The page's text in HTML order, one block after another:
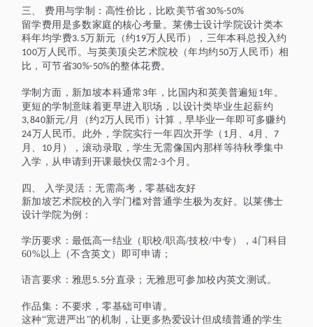
三、 费用与学制：高性价比，比欧美节省30%-50%
留学费用是多数家庭的核心考量。莱佛士设计学院设计类本
科年均学费3.5万新元（约19万人民币），三年本科总投入约
100万人民币。与英美顶尖艺术院校（年均约 50万人民币）相
比，可节省30%-50%的整体花费。
学制方面，新加坡本科通常 3年，比国内和英美普遍短 1年。
更短的学制意味着更早进入职场，以设计类毕业生起薪约
3,840新元/月（约2万人民币）计算，早毕业一年即可多赚约
24万人民币。此外，学院实行一年四次开学（ 1月、 4月、7
月、 10 月），滚动录取，学生无需像国内那样等待秋季集中
入学，从申请到开课最快仅需2-3个月。
四、
入学灵活：无需高考，零基础友好
新加坡艺术院校的入学门槛对普通学生极为友好。以莱佛士
设计学院为例：
学历要求：最低高一结业（职校/职高/技校/中专），4门科目
60%以上（不含英文） 即可申请；
语言要求：雅思 5.5分直录；无雅思可参加校内英文测试。
作品集：不要求，零基础可申请。
这种“宽进严出”的机制，让更多热爱设计但成绩普通的学生